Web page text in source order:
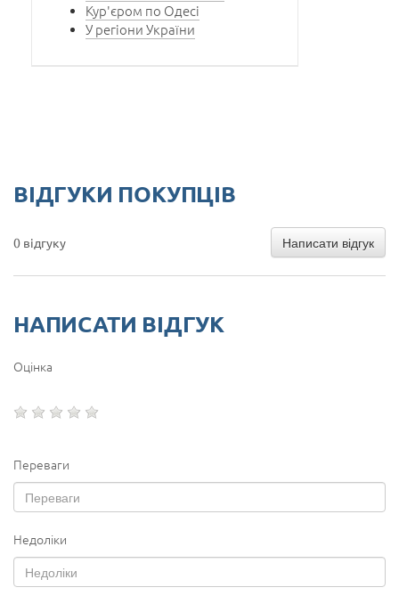
Кур'єром по Одесі
У регіони України
ВІДГУКИ ПОКУПЦІВ
0 відгуку Написати відгук
НАПИСАТИ ВІДГУК
Оцінка
Переваги
Недоліки